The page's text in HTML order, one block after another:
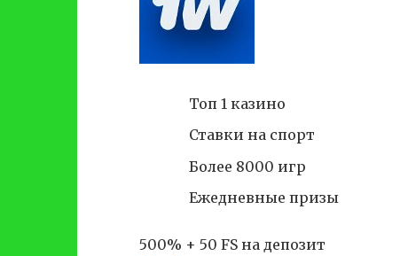
Топ 1 казино
Ставки на спорт
Более 8000 игр
Ежедневные призы
500% + 50 FS на депозит